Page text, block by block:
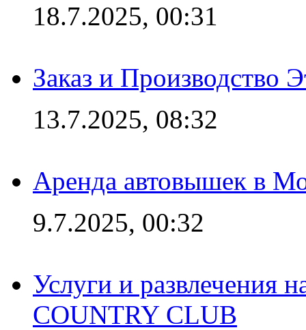
18.7.2025, 00:31
Заказ и Производство
13.7.2025, 08:32
Аренда автовышек в
9.7.2025, 00:32
Услуги и развлечения
COUNTRY CLUB